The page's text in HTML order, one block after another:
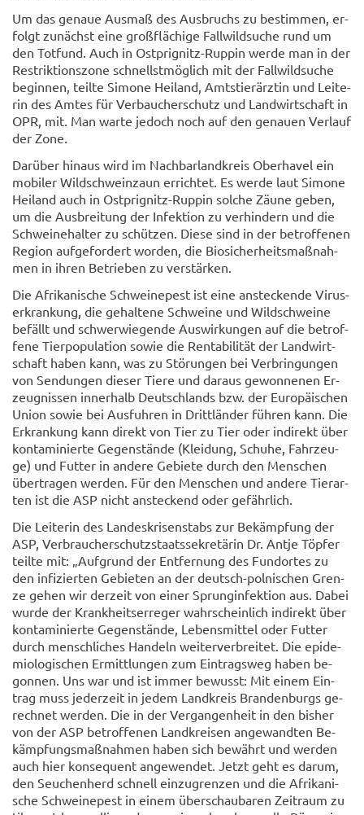
Um das ge­naue Aus­maß des Aus­bruchs zu be­stim­men, er­
folgt zu­nächst eine groß­flä­chi­ge Fall­wild­su­che rund um
den Tot­fund. Auch in Ostprignitz-​Ruppin werde man in der
Re­strik­ti­ons­zo­ne schnellst­mög­lich mit der Fall­wild­su­che
be­gin­nen, teil­te Si­mo­ne Hei­land, Amts­tier­ärz­tin und Lei­te­
rin des Amtes für Ver­bau­cher­schutz und Land­wirt­schaft in
OPR, mit. Man warte je­doch noch auf den ge­nau­en Ver­lauf
der Zone.
Dar­über hin­aus wird im Nach­bar­land­kreis Ober­ha­vel ein
mo­bi­ler Wild­schwein­zaun er­rich­tet. Es werde laut Si­mo­ne
Hei­land auch in Ostprignitz-​Ruppin sol­che Zäune geben,
um die Aus­brei­tung der In­fek­ti­on zu ver­hin­dern und die
Schwei­ne­hal­ter zu schüt­zen. Diese sind in der be­trof­fe­nen
Re­gi­on auf­ge­for­dert wor­den, die Bio­si­cher­heits­maß­nah­
men in ihren Be­trie­ben zu ver­stär­ken.
Die Afri­ka­ni­sche Schwei­ne­pest ist eine an­ste­cken­de Vi­rus­
er­kran­kung, die ge­hal­te­ne Schwei­ne und Wild­schwei­ne
be­fällt und schwer­wie­gen­de Aus­wir­kun­gen auf die be­trof­
fe­ne Tier­po­pu­la­ti­on sowie die Ren­ta­bi­li­tät der Land­wirt­
schaft haben kann, was zu Stö­run­gen bei Ver­brin­gun­gen
von Sen­dun­gen die­ser Tiere und dar­aus ge­won­ne­nen Er­
zeug­nis­sen in­ner­halb Deutsch­lands bzw. der Eu­ro­päi­schen
Union sowie bei Aus­fuh­ren in Dritt­län­der füh­ren kann. Die
Er­kran­kung kann di­rekt von Tier zu Tier oder in­di­rekt über
kon­ta­mi­nier­te Ge­gen­stän­de (Klei­dung, Schu­he, Fahr­zeu­
ge) und Fut­ter in an­de­re Ge­bie­te durch den Men­schen
über­tra­gen wer­den. Für den Men­schen und an­de­re Tier­ar­
ten ist die ASP nicht an­ste­ckend oder ge­fähr­lich.
Die Lei­te­rin des Lan­des­kri­sen­stabs zur Be­kämp­fung der
ASP, Ver­brau­cher­schutz­staats­se­kre­tä­rin Dr. Antje Töp­fer
teil­te mit: „Auf­grund der Ent­fer­nung des Fund­or­tes zu
den in­fi­zier­ten Ge­bie­ten an der deutsch-​polnischen Gren­
ze gehen wir der­zeit von einer Sprung­in­fek­ti­on aus. Dabei
wurde der Krank­heits­er­re­ger wahr­schein­lich in­di­rekt über
kon­ta­mi­nier­te Ge­gen­stän­de, Le­bens­mit­tel oder Fut­ter
durch mensch­li­ches Han­deln wei­ter­ver­brei­tet. Die epi­de­
mio­lo­gi­schen Er­mitt­lun­gen zum Ein­trags­weg haben be­
gon­nen. Uns war und ist immer be­wusst: Mit einem Ein­
trag muss je­der­zeit in jedem Land­kreis Bran­den­burgs ge­
rech­net wer­den. Die in der Ver­gan­gen­heit in den bis­her
von der ASP be­trof­fe­nen Land­krei­sen an­ge­wand­ten Be­
kämp­fungs­maß­nah­men haben sich be­währt und wer­den
auch hier kon­se­quent an­ge­wen­det. Jetzt geht es darum,
den Seu­chen­herd schnell ein­zu­gren­zen und die Afri­ka­ni­
sche Schwei­ne­pest in einem über­schau­ba­ren Zeit­raum zu